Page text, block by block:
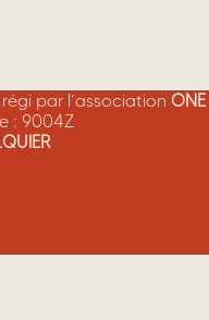
par l’association
: 9004Z